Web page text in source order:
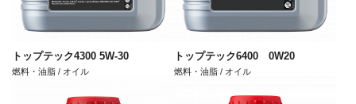
トップテック4300 5W-30
燃料・油脂 / オイル
トップテック6400 0W20
燃料・油脂 / オイル